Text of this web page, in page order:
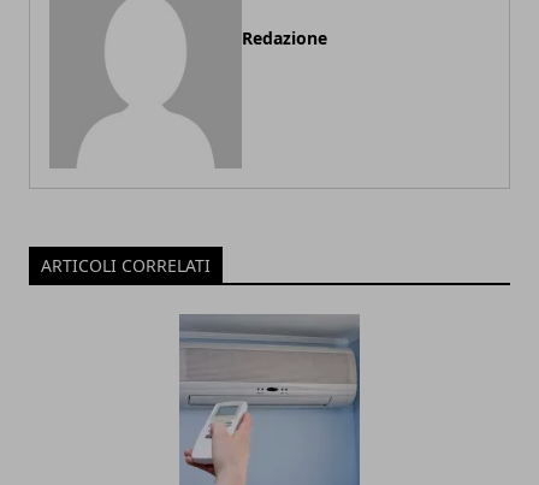
Redazione
ARTICOLI CORRELATI